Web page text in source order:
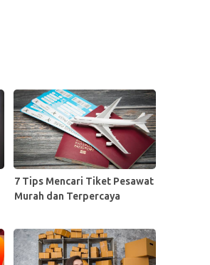
7 Tips Mencari Tiket Pesawat
Murah dan Terpercaya